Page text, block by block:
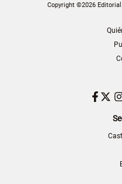
Copyright ©2026